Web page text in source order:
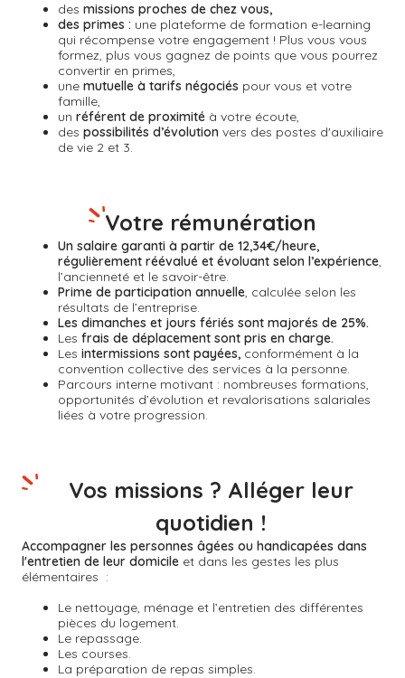
des missions proches de chez vous,
des primes : une plateforme de formation e-learning
qui récompense votre engagement ! Plus vous vous
formez, plus vous gagnez de points que vous pourrez
convertir en primes,
une mutuelle à tarifs négociés pour vous et votre
famille,
un référent de proximité à votre écoute,
des possibilités d’évolution vers des postes d'auxiliaire
de vie 2 et 3.
Un salaire garanti à partir de 12,34€/heure,
régulièrement réévalué et évoluant selon l’expérience,
l’ancienneté et le savoir-être.
Prime de participation annuelle, calculée selon les
résultats de l’entreprise.
Les dimanches et jours fériés sont majorés de 25%.
Les frais de déplacement sont pris en charge.
Les intermissions sont payées, conformément à la
convention collective des services à la personne.
Parcours interne motivant : nombreuses formations,
opportunités d’évolution et revalorisations salariales
liées à votre progression.
Votre rémunération
Accompagner les personnes âgées ou handicapées dans
l'entretien de leur domicile et dans les gestes les plus
élémentaires :
Le nettoyage, ménage et l’entretien des différentes
pièces du logement.
Le repassage.
Les courses.
La préparation de repas simples.
Vos missions ? Alléger leur
quotidien !